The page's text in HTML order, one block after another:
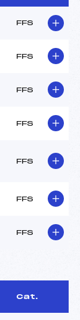
FFS
FFS
FFS
FFS
FFS
FFS
FFS
Cat.